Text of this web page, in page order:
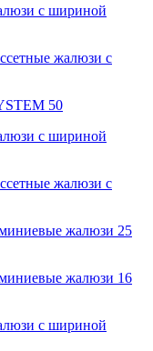
с шириной
жалюзи с
50
с шириной
жалюзи с
жалюзи 25
жалюзи 16
с шириной